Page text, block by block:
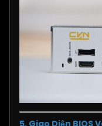
5. Giao Diện BIOS